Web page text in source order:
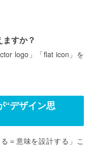
すか？
logo」「flat icon」を
“デザイン思
＝意味を設計する」こ